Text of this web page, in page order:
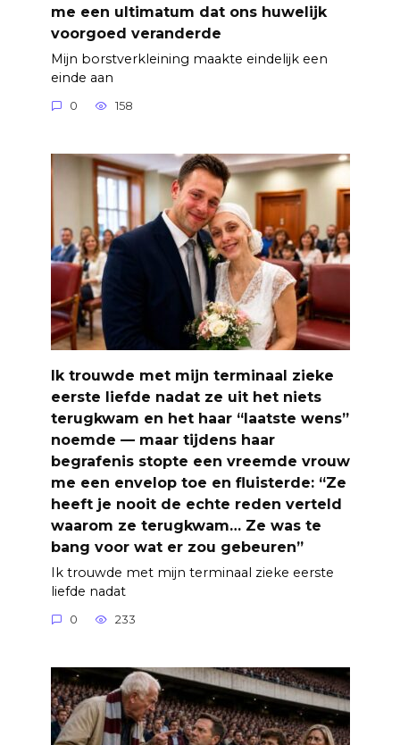
me een ultimatum dat ons huwelijk
voorgoed veranderde
Mijn borstverkleining maakte eindelijk een
einde aan
0 158
Ik trouwde met mijn terminaal zieke
eerste liefde nadat ze uit het niets
terugkwam en het haar “laatste wens”
noemde — maar tijdens haar
begrafenis stopte een vreemde vrouw
me een envelop toe en fluisterde: “Ze
heeft je nooit de echte reden verteld
waarom ze terugkwam… Ze was te
bang voor wat er zou gebeuren”
Ik trouwde met mijn terminaal zieke eerste
liefde nadat
0 233